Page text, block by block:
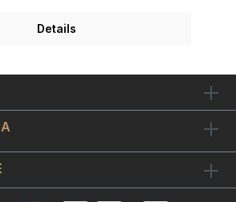
mit künstlerischen
und Bars in Atelierräumen
für Gastronomien in
an. Bei Jankowskis
a kind“ bedient sich der Künstler
indem er gemalte Originale als
Büttenpapier von
Ölkreiden, Acryl oder Lasuren
Bearbeitung und
Details